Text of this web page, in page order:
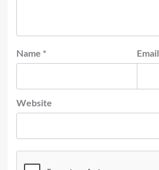
Name * Email
Website